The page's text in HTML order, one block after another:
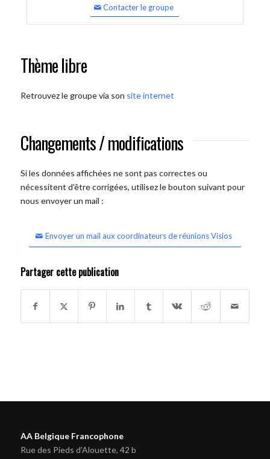
Contacter le groupe
Thème libre
Retrouvez le groupe via son site internet
Changements / modifications
Si les données affichées ne sont pas correctes ou
nécessitent d'être corrigées, utilisez le bouton suivant pour
nous envoyer un mail :
Envoyer un mail aux coordinateurs de réunions Visios
Partager cette publication
AA Belgique Francophone
Rue des Pieds d'Alouette, 42 b